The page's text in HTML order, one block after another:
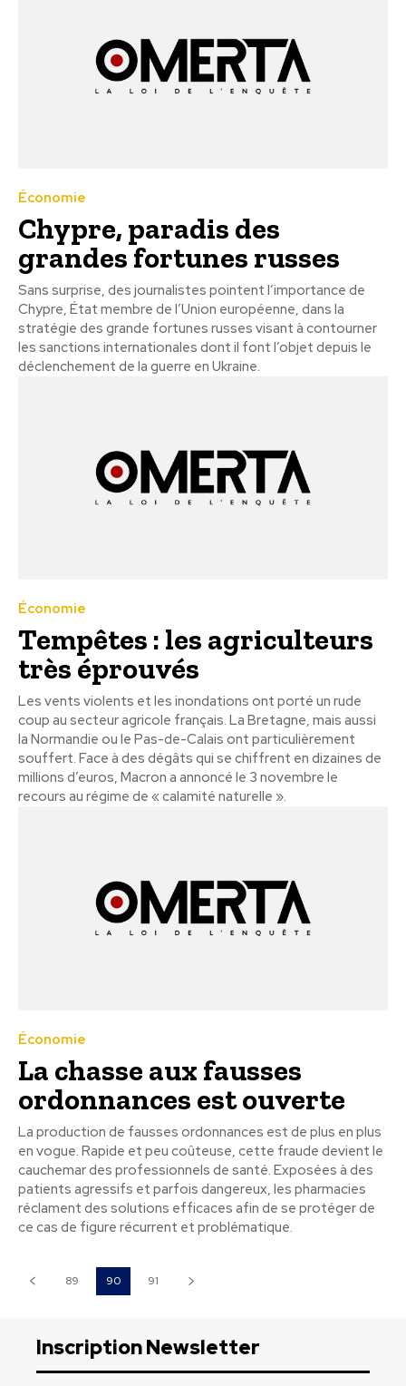
Économie
Chypre, paradis des
grandes fortunes russes
Sans surprise, des journalistes pointent l’importance de
Chypre, État membre de l’Union européenne, dans la
stratégie des grande fortunes russes visant à contourner
les sanctions internationales dont il font l’objet depuis le
déclenchement de la guerre en Ukraine.
Économie
Tempêtes : les agriculteurs
très éprouvés
Les vents violents et les inondations ont porté un rude
coup au secteur agricole français. La Bretagne, mais aussi
la Normandie ou le Pas-de-Calais ont particulièrement
souffert. Face à des dégâts qui se chiffrent en dizaines de
millions d’euros, Macron a annoncé le 3 novembre le
recours au régime de « calamité naturelle ».
Économie
La chasse aux fausses
ordonnances est ouverte
La production de fausses ordonnances est de plus en plus
en vogue. Rapide et peu coûteuse, cette fraude devient le
cauchemar des professionnels de santé. Exposées à des
patients agressifs et parfois dangereux, les pharmacies
réclament des solutions efficaces afin de se protéger de
ce cas de figure récurrent et problématique.
89 90 91
Inscription Newsletter